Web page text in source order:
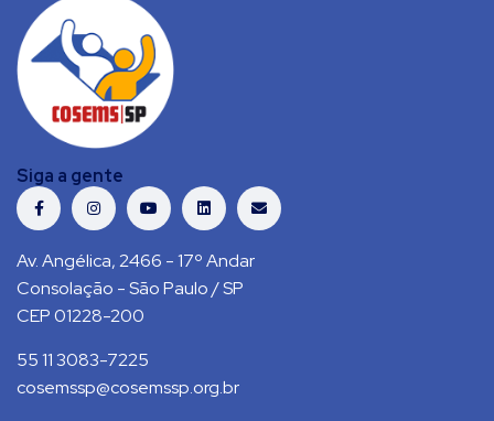
Siga a gente
Av. Angélica, 2466 - 17º Andar
Consolação - São Paulo / SP
CEP 01228-200
55 11 3083-7225
cosemssp@cosemssp.org.br